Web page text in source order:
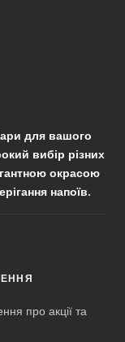
для вашого
вибір різних
окрасою
напоїв.
про акції та